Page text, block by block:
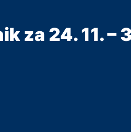
za 24. 11. –